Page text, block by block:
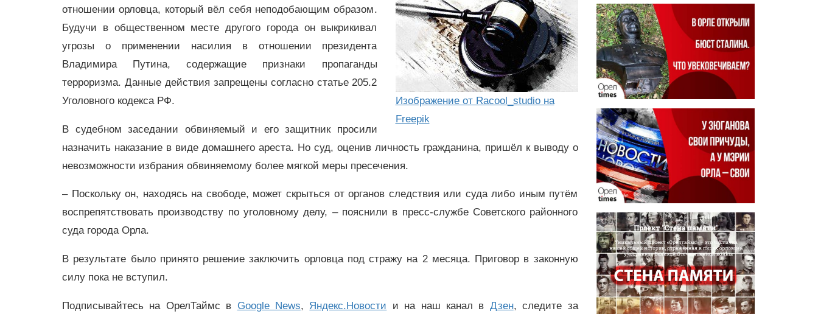
Изображение от Racool_studio на
Freepik
отношении орловца, который вёл себя неподобающим образом.
Будучи в общественном месте другого города он выкрикивал
угрозы о применении насилия в отношении президента
Владимира Путина, содержащие признаки пропаганды
терроризма. Данные действия запрещены согласно статье 205.2
Уголовного кодекса РФ.
В судебном заседании обвиняемый и его защитник просили
назначить наказание в виде домашнего ареста. Но суд, оценив личность гражданина, пришёл к выводу о
невозможности избрания обвиняемому более мягкой меры пресечения.
– Поскольку он, находясь на свободе, может скрыться от органов следствия или суда либо иным путём
воспрепятствовать производству по уголовному делу, – пояснили в пресс-службе Советского районного
суда города Орла.
В результате было принято решение заключить орловца под стражу на 2 месяца. Приговор в законную
силу пока не вступил.
Подписывайтесь на ОрелТаймс в Google News, Яндекс.Новости и на наш канал в Дзен, следите за